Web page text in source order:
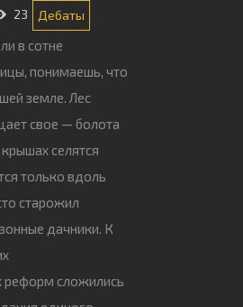
23 Дебаты
в сотне
понимаешь, что
земле. Лес
свое — болота
селятся
только вдоль
старожил
дачники. К
реформ сложились